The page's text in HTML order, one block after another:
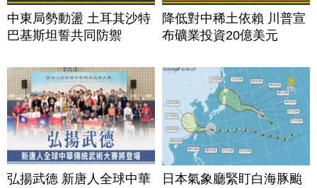
中東局勢動盪 土耳其沙特
巴基斯坦誓共同防禦
降低對中稀土依賴 川普宣
布礦業投資20億美元
弘揚武德 新唐人全球中華
日本氣象廳緊盯白海豚颱